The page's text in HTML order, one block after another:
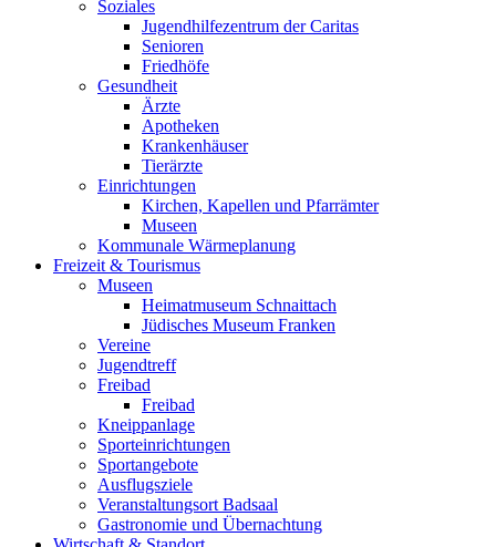
Soziales
Jugendhilfezentrum der Caritas
Senioren
Friedhöfe
Gesundheit
Ärzte
Apotheken
Krankenhäuser
Tierärzte
Einrichtungen
Kirchen, Kapellen und Pfarrämter
Museen
Kommunale Wärmeplanung
Freizeit & Tourismus
Museen
Heimatmuseum Schnaittach
Jüdisches Museum Franken
Vereine
Jugendtreff
Freibad
Freibad
Kneippanlage
Sporteinrichtungen
Sportangebote
Ausflugsziele
Veranstaltungsort Badsaal
Gastronomie und Übernachtung